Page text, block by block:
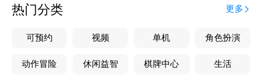
热门分类 更多
可预约 视频 单机 角色扮演
动作冒险 休闲益智 棋牌中心 生活